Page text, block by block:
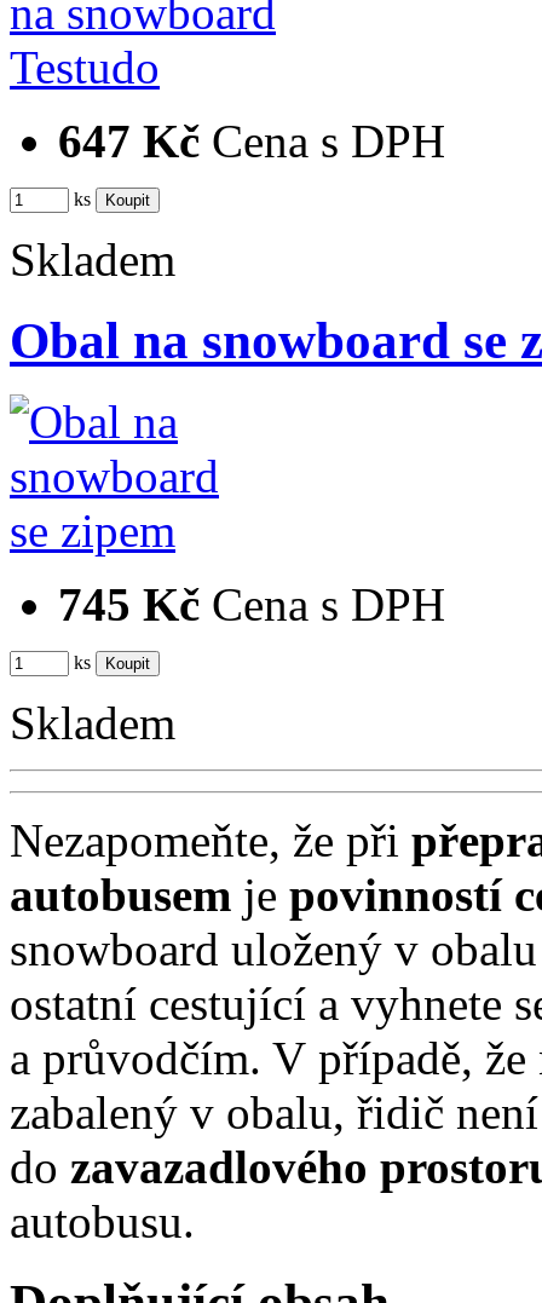
647 Kč Cena s DPH
ks
Skladem
Obal na snowboard se
745 Kč Cena s DPH
ks
Skladem
Nezapomeňte, že při
autobusem je povinností
snowboard uložený v
ostatní cestující a vyhnete
a průvodčím. V případě,
zabalený v obalu, řidič
do zavazadlového
autobusu.